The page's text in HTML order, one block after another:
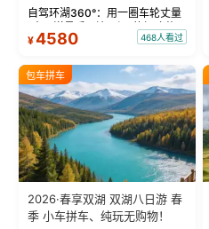
物！
自驾环湖360°：用一圈车轮丈量
“大西洋最后一滴眼泪”的极致蔚
蓝。 赛湖旅拍：甄选多款风格服
绝美瞬间。 赛湖坦克300跟车视
频：专业摄影师...
¥4580 468人看过
包车拼车
2026·春享双湖 双湖八日游 春
季 小车拼车、纯玩无购物！